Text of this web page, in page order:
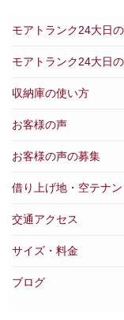
モアトランク24大日
モアトランク24大日
収納庫の使い方
お客様の声
お客様の声の募集
借り上げ地・空テナ
交通アクセス
サイズ・料金
ブログ